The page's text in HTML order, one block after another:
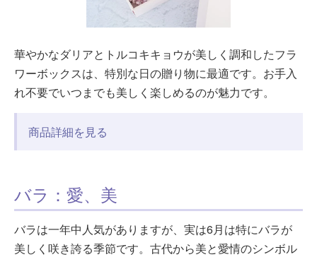
華やかなダリアとトルコキキョウが美しく調和したフラ
ワーボックスは、特別な日の贈り物に最適です。お手入
れ不要でいつまでも美しく楽しめるのが魅力です。
商品詳細を見る
バラ：愛、美
バラは一年中人気がありますが、実は6月は特にバラが
美しく咲き誇る季節です。古代から美と愛情のシンボル